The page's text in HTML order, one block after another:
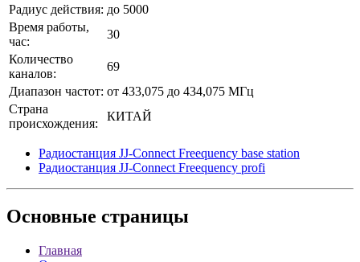
Радиус действия: до 5000
Время работы,
час:
30
Количество
каналов:
69
Диапазон частот: от 433,075 до 434,075 МГц
Страна
происхождения:
КИТАЙ
Радиостанция JJ-Connect Freequency base station
Радиостанция JJ-Connect Freequency profi
Основные страницы
Главная